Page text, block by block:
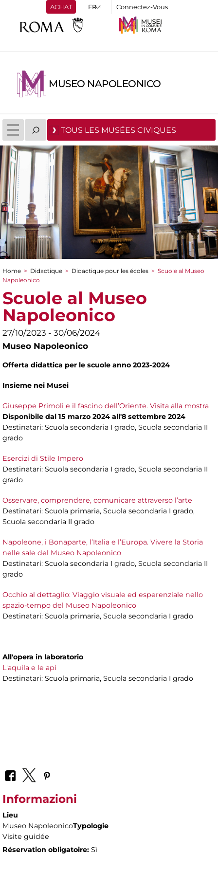
ACHAT Connectez-Vous
MUSEO NAPOLEONICO
TOUS LES MUSÉES CIVIQUES
You are here
Home > Didactique > Didactique pour les écoles > Scuole al Museo
Napoleonico
Scuole al Museo
Napoleonico
27/10/2023 - 30/06/2024
Museo Napoleonico
Offerta didattica per le scuole anno 2023-2024
Insieme nei Musei
Giuseppe Primoli e il fascino dell’Oriente. Visita alla mostra
Disponibile dal 15 marzo 2024 all'8 settembre 2024
Destinatari: Scuola secondaria I grado, Scuola secondaria II
grado
Esercizi di Stile Impero
Destinatari: Scuola secondaria I grado, Scuola secondaria II
grado
Osservare, comprendere, comunicare attraverso l’arte
Destinatari: Scuola primaria, Scuola secondaria I grado,
Scuola secondaria II grado
Napoleone, i Bonaparte, l’Italia e l’Europa. Vivere la Storia
nelle sale del Museo Napoleonico
Destinatari: Scuola secondaria I grado, Scuola secondaria II
grado
Occhio al dettaglio: Viaggio visuale ed esperenziale nello
spazio-tempo del Museo Napoleonico
Destinatari: Scuola primaria, Scuola secondaria I grado
All'opera in laboratorio
L'aquila e le api
Destinatari: Scuola primaria, Scuola secondaria I grado
Informazioni
Lieu
Museo NapoleonicoTypologie
Visite guidée
Réservation obligatoire: Sì